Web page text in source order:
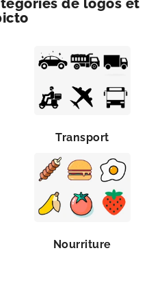
de logos et
Transport
Nourriture